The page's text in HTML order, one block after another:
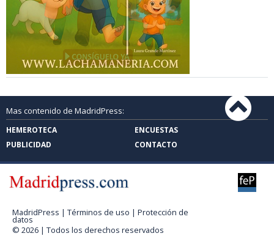
Mas contenido de MadridPress:
HEMEROTECA
ENCUESTAS
PUBLICIDAD
CONTACTO
MadridPress | Términos de uso | Protección de
datos
© 2026 | Todos los derechos reservados